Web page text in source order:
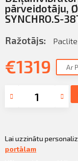
KLIENTU
KĻŪT PAR
pārveidotāju,
SYNCHRO.S-
Ražotājs: Paclite
€1319 Ar
Lai uzzinātu
portālam